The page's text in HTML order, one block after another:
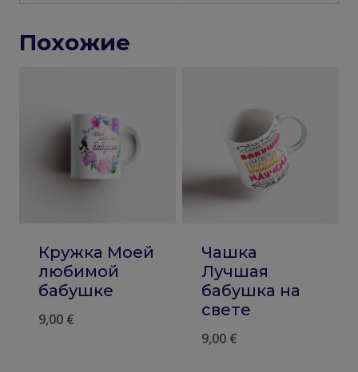
Похожие
Кружка Моей
любимой
бабушке
9,00 €
Чашка
Лучшая
бабушка на
свете
9,00 €